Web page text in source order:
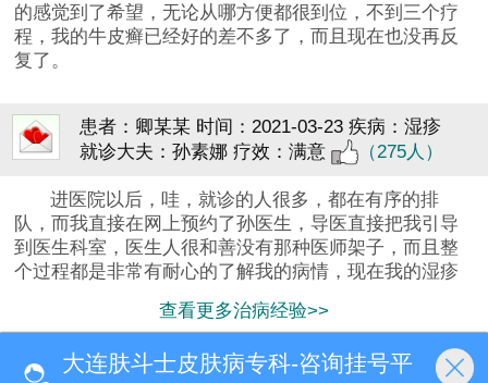
的感觉到了希望，无论从哪方便都很到位，不到三个疗
程，我的牛皮癣已经好的差不多了，而且现在也没再反
复了。
患者：卿某某 时间：2021-03-23 疾病：湿疹
就诊大夫：孙素娜 疗效：满意 （275人）
进医院以后，哇，就诊的人很多，都在有序的排
队，而我直接在网上预约了孙医生，导医直接把我引导
到医生科室，医生人很和善没有那种医师架子，而且整
个过程都是非常有耐心的了解我的病情，现在我的湿疹
查看更多治病经验>>
首页
医院简介 预约挂号 来院路线
大连肤斗士皮肤病专科-咨询挂号平